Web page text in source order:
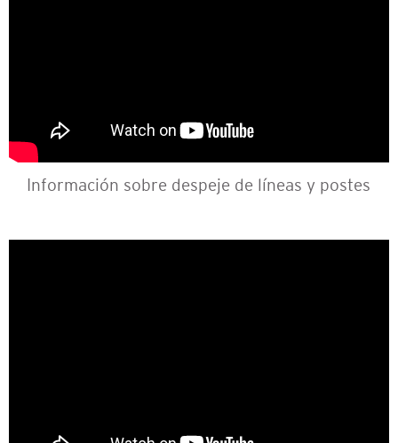
Información sobre despeje de líneas y postes